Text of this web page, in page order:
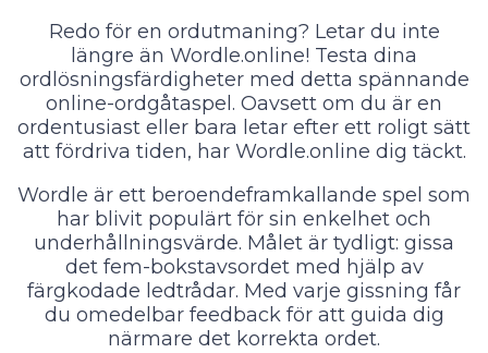
Redo för en ordutmaning? Letar du inte
längre än Wordle.online! Testa dina
ordlösningsfärdigheter med detta spännande
online-ordgåtaspel. Oavsett om du är en
ordentusiast eller bara letar efter ett roligt sätt
att fördriva tiden, har Wordle.online dig täckt.
Wordle är ett beroendeframkallande spel som
har blivit populärt för sin enkelhet och
underhållningsvärde. Målet är tydligt: gissa
det fem-bokstavsordet med hjälp av
färgkodade ledtrådar. Med varje gissning får
du omedelbar feedback för att guida dig
närmare det korrekta ordet.